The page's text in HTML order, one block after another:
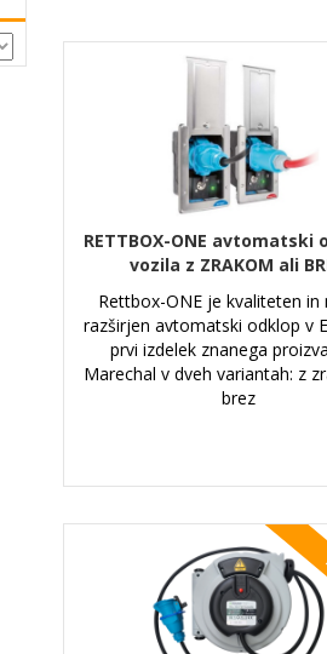
RETTBOX-ONE avtomatski
vozila z ZRAKOM ali
Rettbox-ONE je kvaliteten in
razširjen avtomatski odklop v
prvi izdelek znanega
Marechal v dveh variantah: z
brez